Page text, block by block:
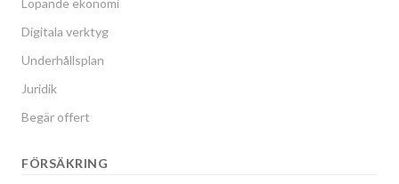
Digitala verktyg
Underhållsplan
Juridik
Begär offert
FÖRSÄKRING